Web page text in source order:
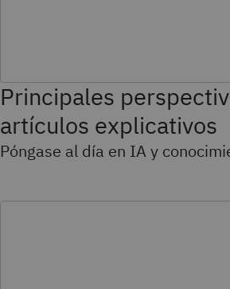
Principales
artículos explicativos
Póngase al día en IA y